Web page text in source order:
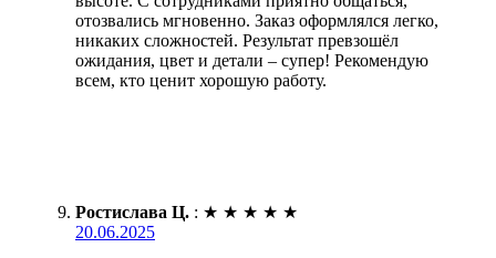
отозвались мгновенно. Заказ оформлялся легко,
никаких сложностей. Результат превзошёл
ожидания, цвет и детали – супер! Рекомендую
всем, кто ценит хорошую работу.
Ростислава Ц. : ★ ★ ★ ★ ★
20.06.2025